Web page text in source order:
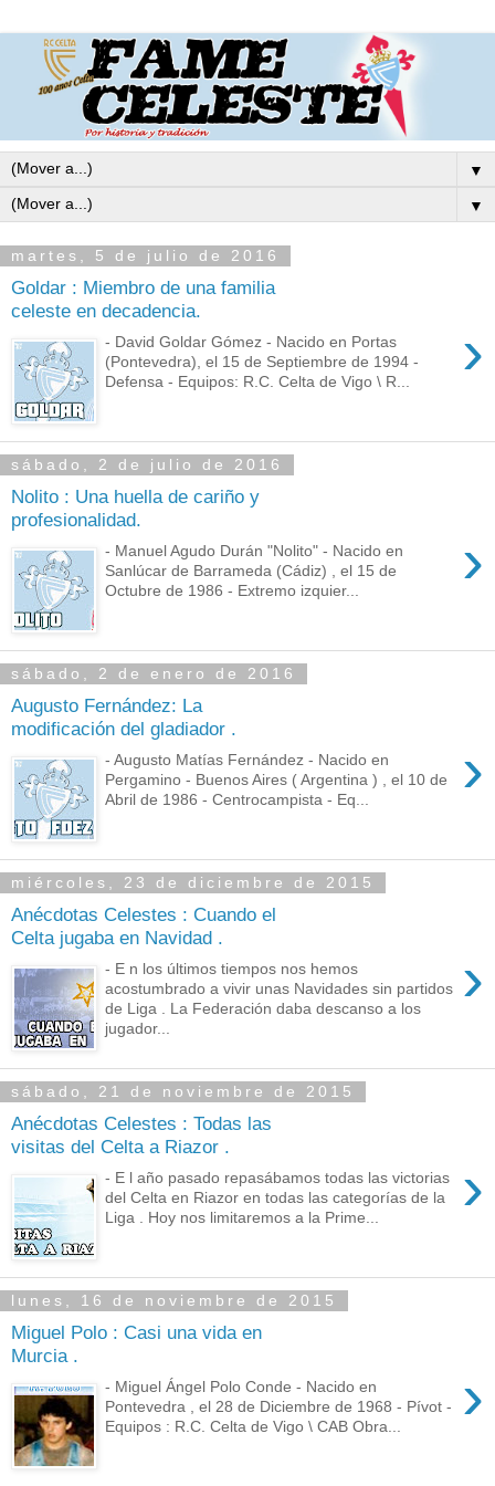
▼
▼
martes, 5 de julio de 2016
Goldar : Miembro de una familia
celeste en decadencia.
›
- David Goldar Gómez - Nacido en Portas
(Pontevedra), el 15 de Septiembre de 1994 -
Defensa - Equipos: R.C. Celta de Vigo \ R...
sábado, 2 de julio de 2016
Nolito : Una huella de cariño y
profesionalidad.
›
- Manuel Agudo Durán "Nolito" - Nacido en
Sanlúcar de Barrameda (Cádiz) , el 15 de
Octubre de 1986 - Extremo izquier...
sábado, 2 de enero de 2016
Augusto Fernández: La
modificación del gladiador .
›
- Augusto Matías Fernández - Nacido en
Pergamino - Buenos Aires ( Argentina ) , el 10 de
Abril de 1986 - Centrocampista - Eq...
miércoles, 23 de diciembre de 2015
Anécdotas Celestes : Cuando el
Celta jugaba en Navidad .
›
- E n los últimos tiempos nos hemos
acostumbrado a vivir unas Navidades sin partidos
de Liga . La Federación daba descanso a los
jugador...
sábado, 21 de noviembre de 2015
Anécdotas Celestes : Todas las
visitas del Celta a Riazor .
›
- E l año pasado repasábamos todas las victorias
del Celta en Riazor en todas las categorías de la
Liga . Hoy nos limitaremos a la Prime...
lunes, 16 de noviembre de 2015
Miguel Polo : Casi una vida en
Murcia .
›
- Miguel Ángel Polo Conde - Nacido en
Pontevedra , el 28 de Diciembre de 1968 - Pívot -
Equipos : R.C. Celta de Vigo \ CAB Obra...